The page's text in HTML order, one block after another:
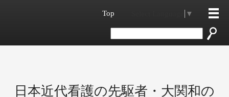
Top ▼
日本近代看護の先駆者・大関和の